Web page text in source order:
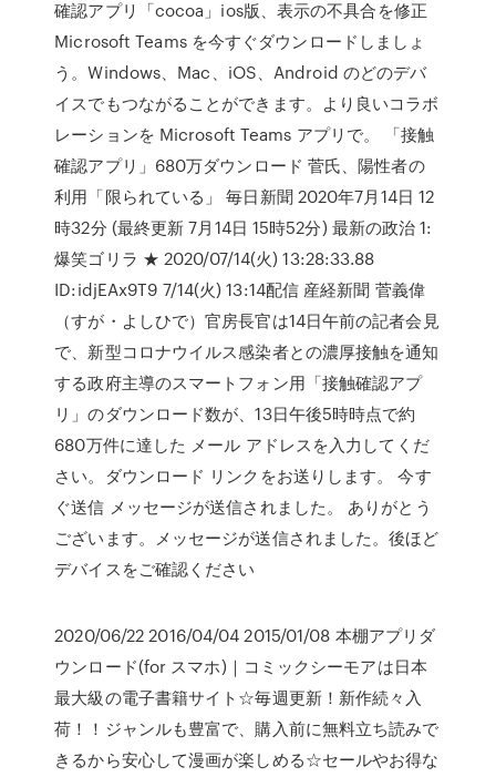
確認アプリ「cocoa」ios版、表示の不具合を修正
Microsoft Teams を今すぐダウンロードしましょ
う。Windows、Mac、iOS、Android のどのデバ
イスでもつながることができます。より良いコラボ
レーションを Microsoft Teams アプリで。 「接触
確認アプリ」680万ダウンロード 菅氏、陽性者の
利用「限られている」 毎日新聞 2020年7月14日 12
時32分 (最終更新 7月14日 15時52分) 最新の政治 1:
爆笑ゴリラ ★ 2020/07/14(火) 13:28:33.88
ID:idjEAx9T9 7/14(火) 13:14配信 産経新聞 菅義偉
（すが・よしひで）官房長官は14日午前の記者会見
で、新型コロナウイルス感染者との濃厚接触を通知
する政府主導のスマートフォン用「接触確認アプ
リ」のダウンロード数が、13日午後5時時点で約
680万件に達した メール アドレスを入力してくだ
さい。ダウンロード リンクをお送りします。 今す
ぐ送信 メッセージが送信されました。 ありがとう
ございます。メッセージが送信されました。後ほど
デバイスをご確認ください
2020/06/22 2016/04/04 2015/01/08 本棚アプリダ
ウンロード(for スマホ)｜コミックシーモアは日本
最大級の電子書籍サイト☆毎週更新！新作続々入
荷！！ジャンルも豊富で、購入前に無料立ち読みで
きるから安心して漫画が楽しめる☆セールやお得な